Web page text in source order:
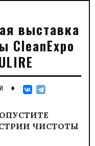
выставка
CleanExpo
♦
ЧИСТОТЫ